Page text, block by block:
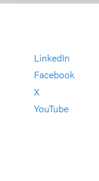
LinkedIn
Facebook
X
YouTube